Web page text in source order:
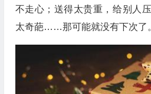
不走心；送得太贵重，给别人
太奇葩……那可能就没有下次了